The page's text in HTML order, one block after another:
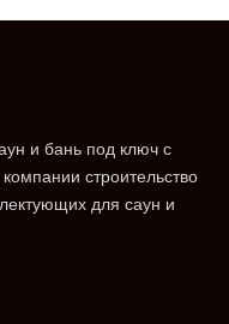
и бань под ключ с
строительство
для саун и